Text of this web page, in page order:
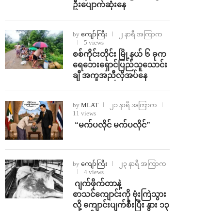
ဦးပျောက်ဆုံးနေ
by ကျော်ကြီး
၂ နာရီ အကြာက
5 views
စစ်ကိုင်းတိုင်း မြို့နယ် ၆ ခုက
ရေဘေးရှောင်ပြည်သူသောင်း
ချီ အကူအညီလိုအပ်နေ
by MLAT
၂၁ နာရီ အကြာက
11 views
⁨ ⁨“မက်ပလိုင် မက်ပလိုင်”
by ကျော်ကြီး
၂၃ နာရီ အကြာက
4 views
⁨⁩ ⁨ဂျက်ဖိုက်တာနဲ့
စာသင်ကျောင်းကို ဗုံးကြဲသွား
လို့ ကျောင်းပျက်စီးပြီး နွား ၁၃